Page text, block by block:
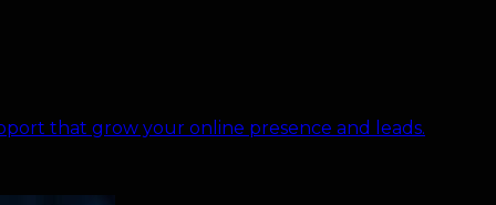
that grow your online presence and leads.